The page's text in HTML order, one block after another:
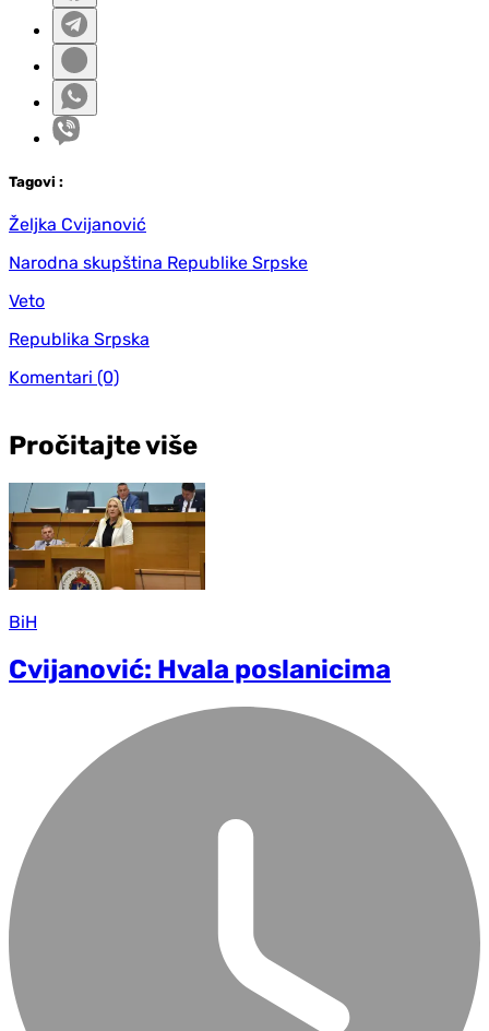
Tagovi :
Željka Cvijanović
Narodna skupština Republike Srpske
Veto
Republika Srpska
Komentari (0)
Pročitajte više
BiH
Cvijanović: Hvala poslanicima